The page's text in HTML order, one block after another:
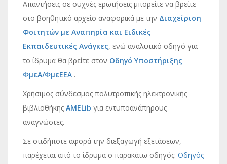
Απαντήσεις σε συχνές ερωτήσεις μπορείτε να βρείτε
στο βοηθητικό αρχείο αναφορικά με την Διαχείριση
Φοιτητών με Αναπηρία και Ειδικές
Εκπαιδευτικές Ανάγκες, ενώ αναλυτικό οδηγό για
το ίδρυμα θα βρείτε στον Οδηγό Υποστήριξης
ΦμεΑ/ΦμεΕΕΑ .
Χρήσιμος σύνδεσμος πολυτροπικής ηλεκτρονικής
βιβλιοθήκης AMELib για εντυποανάπηρους
αναγνώστες.
Σε οτιδήποτε αφορά την διεξαγωγή εξετάσεων,
παρέχεται από το ίδρυμα ο παρακάτω οδηγός: Οδηγός